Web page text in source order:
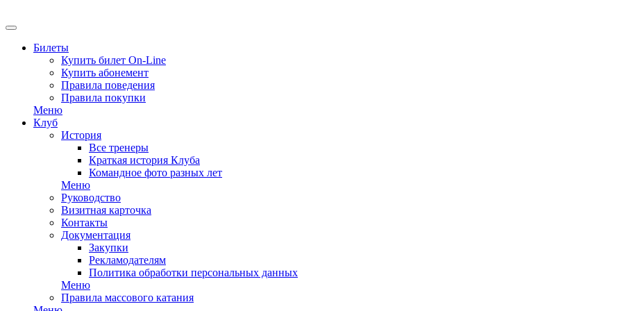
Билеты
Купить билет On-Line
Купить абонемент
Правила поведения
Правила покупки
Меню
Клуб
История
Все тренеры
Краткая история Клуба
Командное фото разных лет
Меню
Руководство
Визитная карточка
Контакты
Документация
Закупки
Рекламодателям
Политика обработки персональных данных
Меню
Правила массового катания